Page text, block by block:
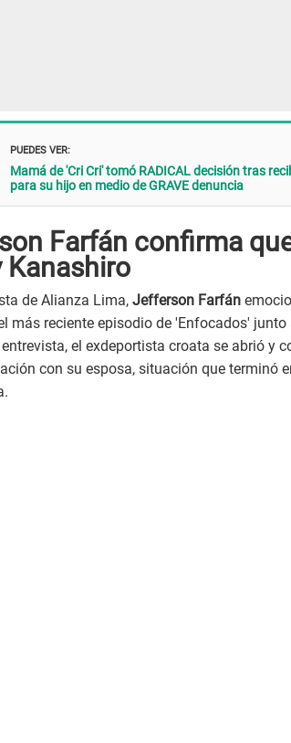
PUEDES VER:
Mamá de 'Cri Cri' tomó RADICAL decisión tras
para su hijo en medio de GRAVE denuncia
Farfán confirma
Kanashiro
de Alianza Lima, Jefferson Farfán
más reciente episodio de 'Enfocados'
el exdeportista croata se abrió y
con su esposa, situación que terminó